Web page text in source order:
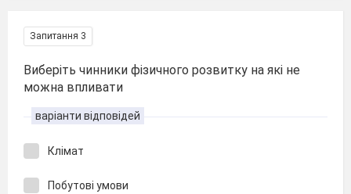
Запитання 3
Виберіть чинники фізичного розвитку на які не
можна впливати
варіанти відповідей
Клімат
Побутові умови